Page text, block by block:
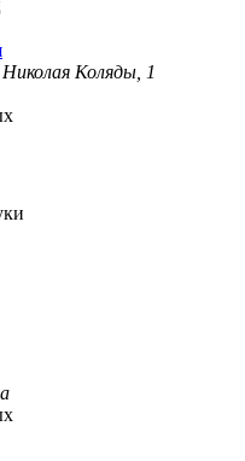
Коляды, 1